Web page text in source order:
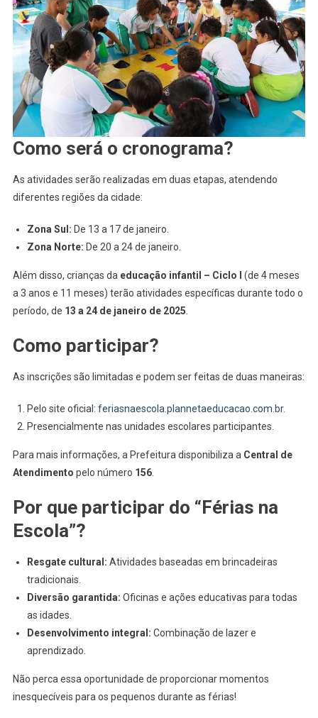
Como será o cronograma?
As atividades serão realizadas em duas etapas, atendendo
diferentes regiões da cidade:
Zona Sul: De 13 a 17 de janeiro.
Zona Norte: De 20 a 24 de janeiro.
Além disso, crianças da educação infantil – Ciclo I
(de 4 meses
a 3 anos e 11 meses) terão atividades específicas durante todo o
período, de 13 a 24 de janeiro de 2025.
Como participar?
As inscrições são limitadas e podem ser feitas de duas maneiras:
Pelo site oficial: feriasnaescola.plannetaeducacao.com.br.
Presencialmente nas unidades escolares participantes.
Para mais informações, a Prefeitura disponibiliza a Central de
Atendimento pelo número 156.
Por que participar do “Férias na
Escola”?
Resgate cultural: Atividades baseadas em brincadeiras
tradicionais.
Diversão garantida: Oficinas e ações educativas para todas
as idades.
Desenvolvimento integral: Combinação de lazer e
aprendizado.
Não perca essa oportunidade de proporcionar momentos
inesquecíveis para os pequenos durante as férias!